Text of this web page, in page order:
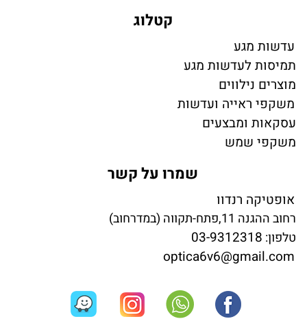
קטלוג
עדשות מגע
תמיסות לעדשות מגע
מוצרים נילווים
משקפי ראייה ועדשות
עסקאות ומבצעים
משקפי שמש
שמרו על קשר
אופטיקה רנדוו
רחוב ההגנה 11,פתח-תקווה (במדרחוב)
טלפון: 03-9312318